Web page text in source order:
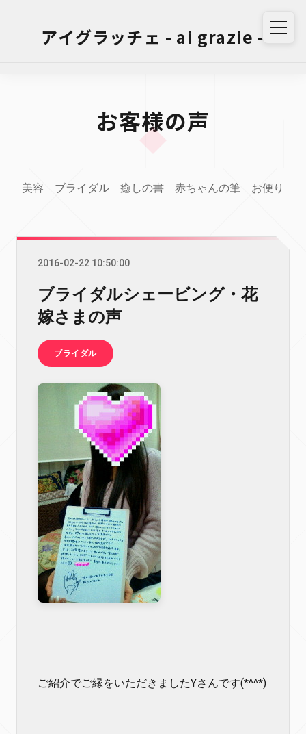
アイグラッチェ - ai grazie -
お客様の声
美容 ブライダル 癒しの書 赤ちゃんの筆 お便り
2016-02-22 10:50:00
ブライダルシェービング・花
嫁さまの声
ブライダル
ご紹介でご縁をいただきましたYさんです(*^^*)